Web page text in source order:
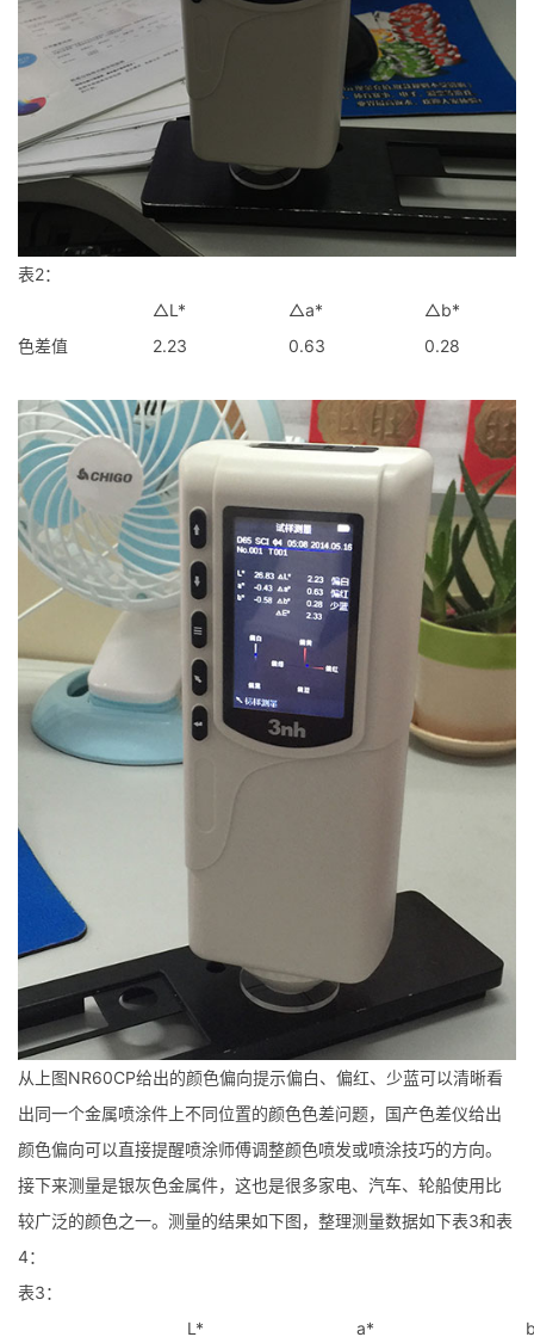
表2：
△L*
△a*
△b*
色差值
2.23 0.63 0.28
从上图NR60CP给出的颜色偏向提示偏白、偏红、少蓝可以清晰看
出同一个金属喷涂件上不同位置的颜色色差问题，国产色差仪给出
颜色偏向可以直接提醒喷涂师傅调整颜色喷发或喷涂技巧的方向。
接下来测量是银灰色金属件，这也是很多家电、汽车、轮船使用比
较广泛的颜色之一。测量的结果如下图，整理测量数据如下表3和表
4：
表3：
L*
a*